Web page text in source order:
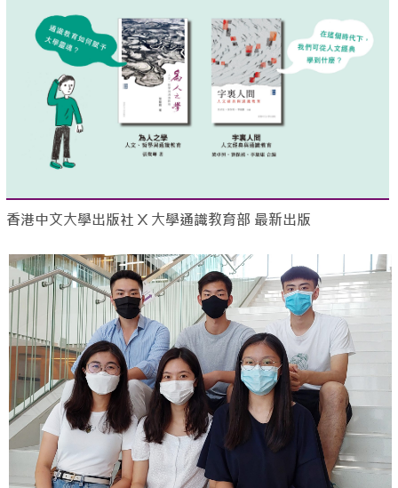
香港中文大學出版社 X 大學通識教育部 最新出版